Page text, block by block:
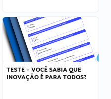
TESTE – VOCÊ SABIA QUE
INOVAÇÃO É PARA TODOS?